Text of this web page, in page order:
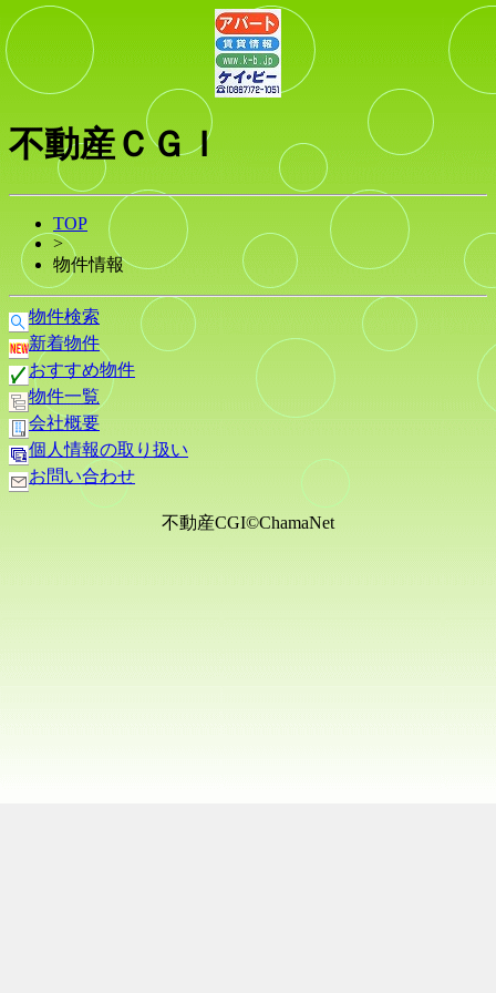
不動産ＣＧＩ
TOP
>
物件情報
物件検索
新着物件
おすすめ物件
物件一覧
会社概要
個人情報の取り扱い
お問い合わせ
不動産CGI©ChamaNet